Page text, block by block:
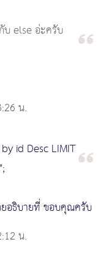
บ else อ่ะครับ
น.
id Desc LIMIT
อธิบายที่ ขอบคุณครับ
น.